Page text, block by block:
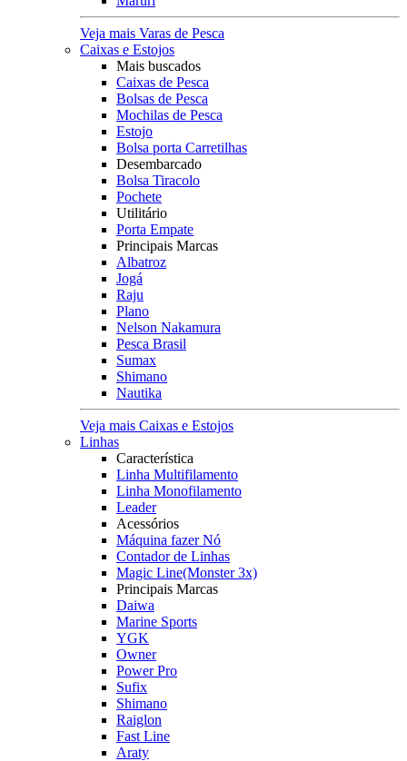
Veja mais Varas de Pesca
Caixas e Estojos
Mais buscados
Caixas de Pesca
Bolsas de Pesca
Mochilas de Pesca
Estojo
Bolsa porta Carretilhas
Desembarcado
Bolsa Tiracolo
Pochete
Utilitário
Porta Empate
Principais Marcas
Albatroz
Jogá
Raju
Plano
Nelson Nakamura
Pesca Brasil
Sumax
Shimano
Nautika
Veja mais Caixas e Estojos
Linhas
Característica
Linha Multifilamento
Linha Monofilamento
Leader
Acessórios
Máquina fazer Nó
Contador de Linhas
Magic Line(Monster 3x)
Principais Marcas
Daiwa
Marine Sports
YGK
Owner
Power Pro
Sufix
Shimano
Raiglon
Fast Line
Araty